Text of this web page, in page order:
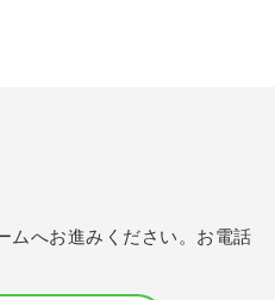
ムへお進みください。お電話